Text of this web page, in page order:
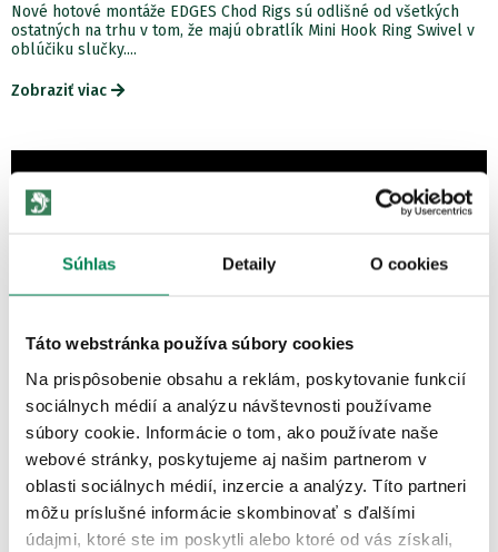
Súhlas Detaily O cookies
Táto webstránka používa súbory cookies
Na prispôsobenie obsahu a reklám, poskytovanie funkcií
sociálnych médií a analýzu návštevnosti používame
súbory cookie. Informácie o tom, ako používate naše
webové stránky, poskytujeme aj našim partnerom v
oblasti sociálnych médií, inzercie a analýzy. Títo partneri
môžu príslušné informácie skombinovať s ďalšími
údajmi, ktoré ste im poskytli alebo ktoré od vás získali,
Nové hotové montáže EDGES Chod Rigs sú odlišné od všetkých
ostatných na trhu v tom, že majú obratlík Mini Hook Ring Swivel v
oblúčiku slučky....
Zobraziť viac